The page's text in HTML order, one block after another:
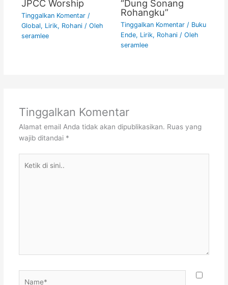
JPCC Worship
Tinggalkan Komentar /
Global, Lirik, Rohani/ Oleh
seramlee
“Dung Sonang
Rohangku”
Tinggalkan Komentar / Buku
Ende, Lirik, Rohani/ Oleh
seramlee
Tinggalkan Komentar
Alamat email Anda tidak akan dipublikasikan. Ruas yang
wajib ditandai *